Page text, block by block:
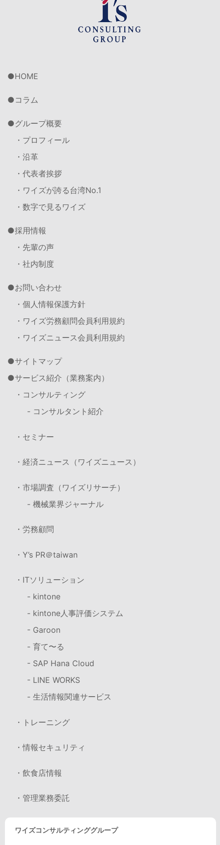
HOME
コラム
グループ概要
・プロフィール
・沿革
・代表者挨拶
・ワイズが誇る台湾No.1
・数字で見るワイズ
採用情報
・先輩の声
・社内制度
お問い合わせ
・個人情報保護方針
・ワイズ労務顧問会員利用規約
・ワイズニュース会員利用規約
サイトマップ
サービス紹介（業務案内）
・コンサルティング
- コンサルタント紹介
・セミナー
・経済ニュース（ワイズニュース）
・市場調査（ワイズリサーチ）
- 機械業界ジャーナル
・労務顧問
・Y’s PR＠taiwan
・ITソリューション
- kintone
- kintone人事評価システム
- Garoon
- 育て〜る
- SAP Hana Cloud
- LINE WORKS
- 生活情報関連サービス
・トレーニング
・情報セキュリティ
・飲食店情報
・管理業務委託
ワイズコンサルティンググループ